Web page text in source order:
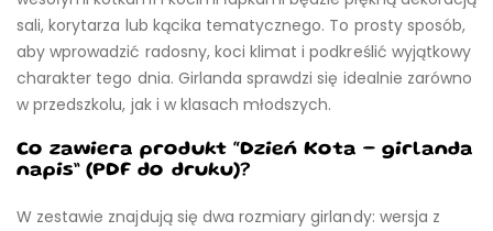
sali, korytarza lub kącika tematycznego. To prosty sposób,
aby wprowadzić radosny, koci klimat i podkreślić wyjątkowy
charakter tego dnia. Girlanda sprawdzi się idealnie zarówno
w przedszkolu, jak i w klasach młodszych.
Co zawiera produkt “Dzień Kota – girlanda
napis” (PDF do druku)?
W zestawie znajdują się dwa rozmiary girlandy: wersja z